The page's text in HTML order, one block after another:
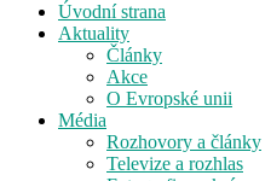
Úvodní strana
Aktuality
Články
Akce
O Evropské unii
Média
Rozhovory a články
Televize a rozhlas